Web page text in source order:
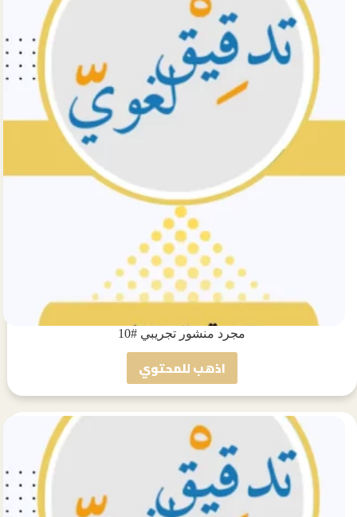
مجرد منشور تجريبي #10
اذهب للمحتوي
مجرد
منشور